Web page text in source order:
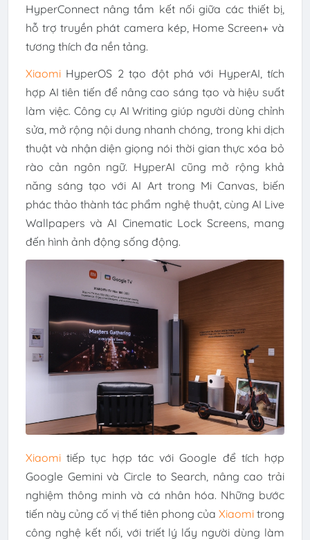
HyperConnect nâng tầm kết nối giữa các thiết bị,
hỗ trợ truyền phát camera kép, Home Screen+ và
tương thích đa nền tảng.
XiaomiHyperOS 2 tạo đột phá với HyperAI, tích
hợp AI tiên tiến để nâng cao sáng tạo và hiệu suất
làm việc. Công cụ AI Writing giúp người dùng chỉnh
sửa, mở rộng nội dung nhanh chóng, trong khi dịch
thuật và nhận diện giọng nói thời gian thực xóa bỏ
rào cản ngôn ngữ. HyperAI cũng mở rộng khả
năng sáng tạo với AI Art trong Mi Canvas, biến
phác thảo thành tác phẩm nghệ thuật, cùng AI Live
Wallpapers và AI Cinematic Lock Screens, mang
đến hình ảnh động sống động.
Xiaomitiếp tục hợp tác với Google để tích hợp
Google Gemini và Circle to Search, nâng cao trải
nghiệm thông minh và cá nhân hóa. Những bước
tiến này củng cố vị thế tiên phong củaXiaomi trong
công nghệ kết nối, với triết lý lấy người dùng làm